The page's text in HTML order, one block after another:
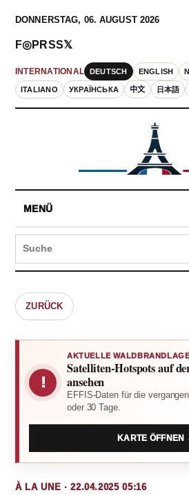
DONNERSTAG, 06. AUGUST 2026
INTERNATIONAL DEUTSCH ENGLISH
ITALIANO УКРАЇНСЬКА 中文 日本語
F◎PRSS𝕏
MENÜ
ZURÜCK
!
AKTUELLE
Satelliten-Hotspots auf
ansehen
EFFIS-Daten für die
oder 30 Tage.
KARTE ÖFFNEN
À LA UNE · 22.04.2025 05:16